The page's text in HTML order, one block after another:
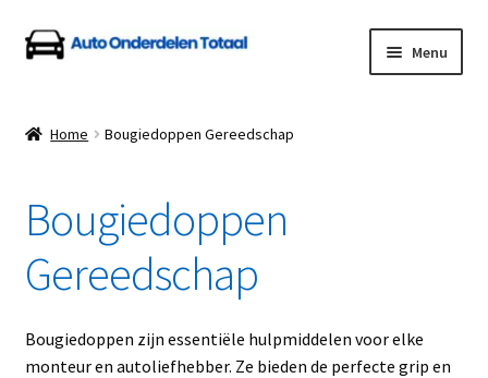
Ga
door
navigatie
Ga
naar
inhoud
Menu
Auto Onderdelen Shop
Betalen en Verzenden
Blog
Home Bougiedoppen Gereedschap
Bougiedoppen
Gereedschap
Bougiedoppen zijn essentiële hulpmiddelen voor elke
monteur en autoliefhebber. Ze bieden de perfecte grip en